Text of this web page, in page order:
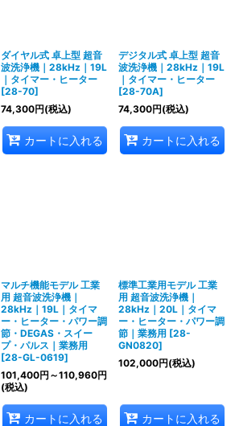
ダイヤル式 卓上型 超音
波洗浄機｜28kHz｜19L
｜タイマー・ヒーター
[28-70]
74,300円(税込)
カートに入れる
デジタル式 卓上型 超音
波洗浄機｜28kHz｜19L
｜タイマー・ヒーター
[28-70A]
74,300円(税込)
カートに入れる
マルチ機能モデル 工業
用 超音波洗浄機｜
28kHz｜19L｜タイマ
ー・ヒーター・パワー調
節・DEGAS・スイー
プ・パルス｜業務用
[28-GL-0619]
101,400円 ～110,960円
(税込)
カートに入れる
標準工業用モデル 工業
用 超音波洗浄機｜
28kHz｜20L｜タイマ
ー・ヒーター・パワー調
節｜業務用 [28-
GN0820]
102,000円(税込)
カートに入れる